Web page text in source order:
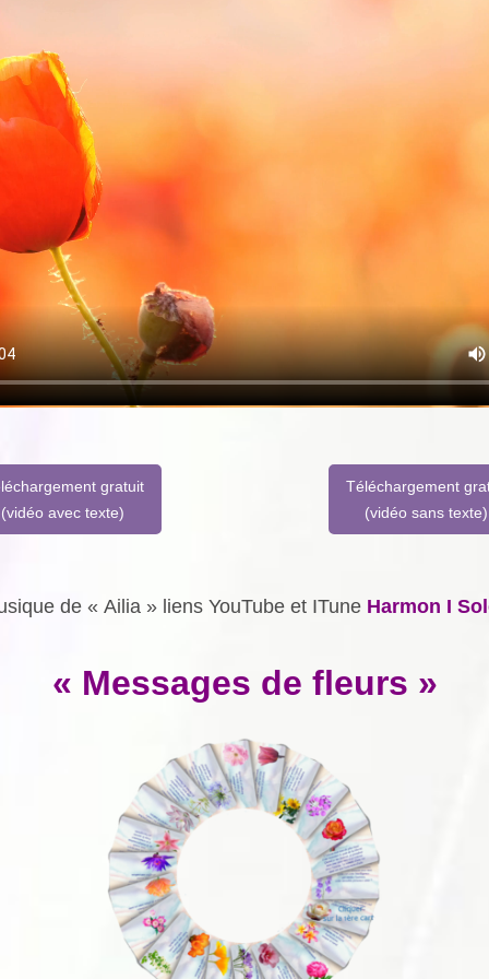
gratuit
(vidéo avec texte)
Téléchargement
(vidéo sans texte)
de « Ailia » liens YouTube et ITune Harmon I
« Messages de fleurs »